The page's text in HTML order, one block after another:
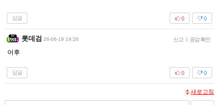
답글 0
0
롯데검 26-06-19 19:26 신고 | 공감 확인
어후
답글 0
0
새로고침